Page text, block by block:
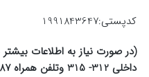
کدپستی:1991843647
داخلی 312- 315 وتلفن همراه 09376198787 تماس حاصل فرمایید)